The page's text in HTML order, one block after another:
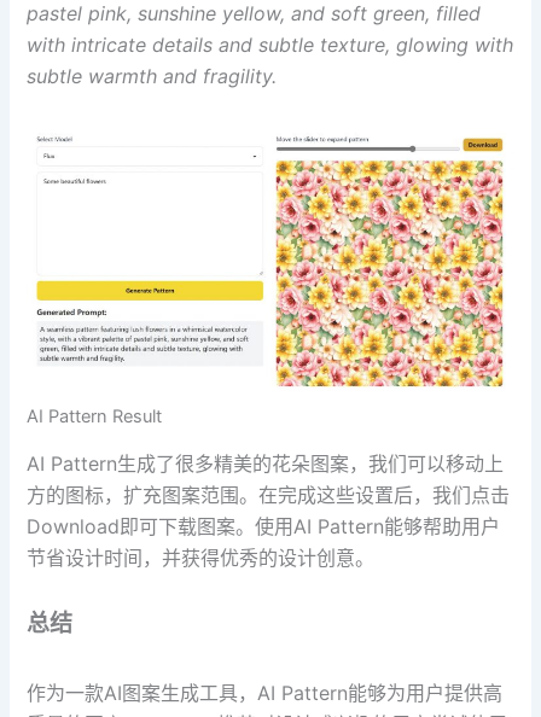
pastel pink, sunshine yellow, and soft green, filled
with intricate details and subtle texture, glowing with
subtle warmth and fragility.
AI Pattern Result
AI Pattern生成了很多精美的花朵图案，我们可以移动上
方的图标，扩充图案范围。在完成这些设置后，我们点击
Download即可下载图案。使用AI Pattern能够帮助用户
节省设计时间，并获得优秀的设计创意。
总结
作为一款AI图案生成工具，AI Pattern能够为用户提供高